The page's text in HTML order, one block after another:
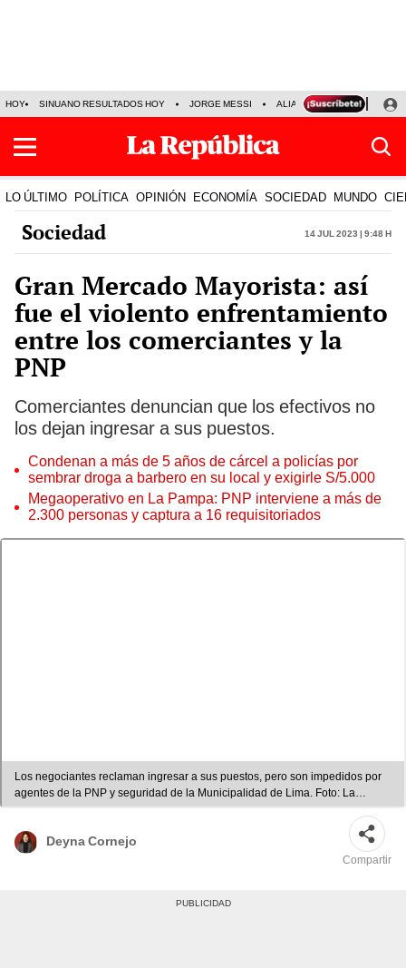
HOY SINUANO RESULTADOS HOY JORGE MESSI ALIANZA LIMA VS SPORT
LO ÚLTIMO POLÍTICA OPINIÓN ECONOMÍA SOCIEDAD MUNDO
Sociedad 14 Jul 2023 | 9:48 h
Gran Mercado Mayorista: así
fue el violento enfrentamiento
entre los comerciantes y la
PNP
Comerciantes denuncian que los efectivos no
los dejan ingresar a sus puestos.
Condenan a más de 5 años de cárcel a policías por
sembrar droga a barbero en su local y exigirle S/5.000
Megaoperativo en La Pampa: PNP interviene a más de
2.300 personas y captura a 16 requisitoriados
Los negociantes reclaman ingresar a sus puestos, pero son impedidos por
agentes de la PNP y seguridad de la Municipalidad de Lima. Foto: La
República/Rosario Rojas
Deyna Cornejo
Compartir